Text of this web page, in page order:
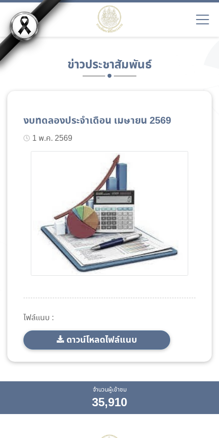
ข่าวประชาสัมพันธ์
งบทดลองประจำเดือน เมษายน 2569
1 พ.ค. 2569
ไฟล์แนบ :
ดาวน์โหลดไฟล์แนบ
จำนวนผู้เข้าชม
35,910